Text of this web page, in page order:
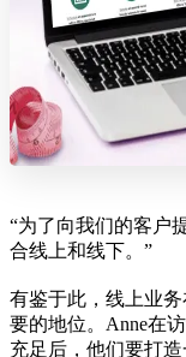
“为了向我们的客户
合线上和线下。”
有鉴于此，线上业
要的地位。Anne在
充足后，他们要打